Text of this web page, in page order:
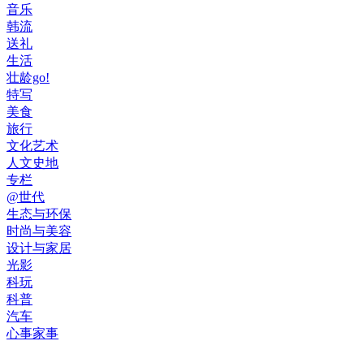
音乐
韩流
送礼
生活
壮龄go!
特写
美食
旅行
文化艺术
人文史地
专栏
@世代
生态与环保
时尚与美容
设计与家居
光影
科玩
科普
汽车
心事家事